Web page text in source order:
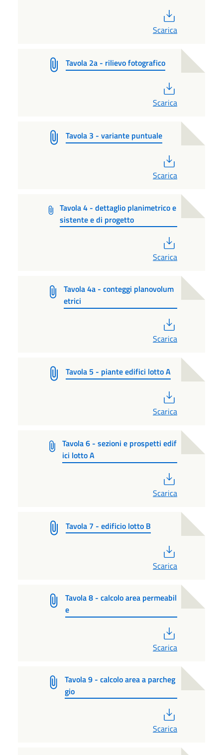
Scarica
Tavola 2a - rilievo fotografico
Scarica
Tavola 3 - variante puntuale
Scarica
Tavola 4 - dettaglio planimetrico e
sistente e di progetto
Scarica
Tavola 4a - conteggi planovolum
etrici
Scarica
Tavola 5 - piante edifici lotto A
Scarica
Tavola 6 - sezioni e prospetti edif
ici lotto A
Scarica
Tavola 7 - edificio lotto B
Scarica
Tavola 8 - calcolo area permeabil
e
Scarica
Tavola 9 - calcolo area a parcheg
gio
Scarica